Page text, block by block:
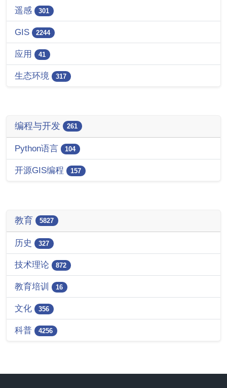
遥感 301
GIS 2244
应用 41
生态环境 317
编程与开发 261
Python语言 104
开源GIS编程 157
教育 5827
历史 327
技术理论 872
教育培训 16
文化 356
科普 4256